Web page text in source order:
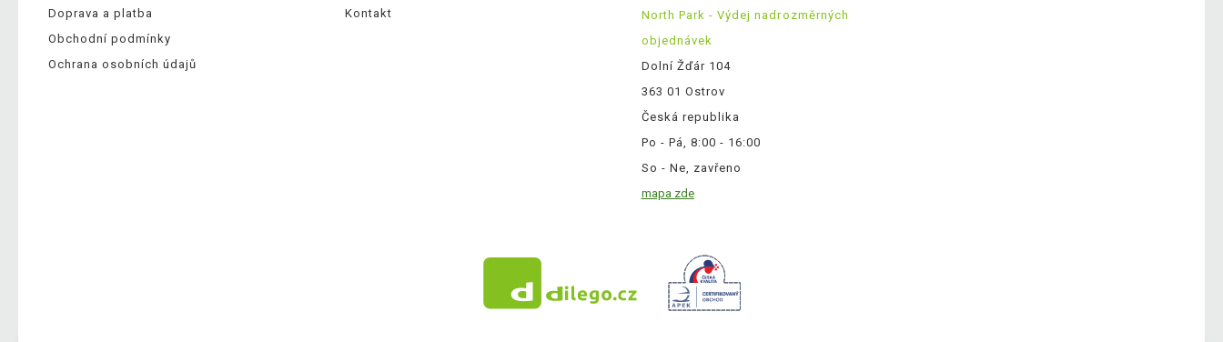
Doprava a platba
Obchodní podmínky
Ochrana osobních údajů
Kontakt
North Park - Výdej nadrozměrných
objednávek
Dolní Žďár 104
363 01 Ostrov
Česká republika
Po - Pá, 8:00 - 16:00
So - Ne, zavřeno
mapa zde